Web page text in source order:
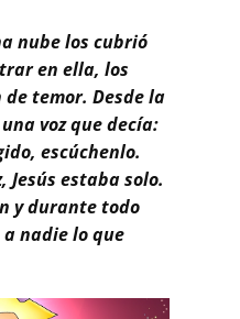
nube los cubrió
en ella, los
temor. Desde la
voz que decía:
escúchenlo.
Jesús estaba solo.
y durante todo
nadie lo que